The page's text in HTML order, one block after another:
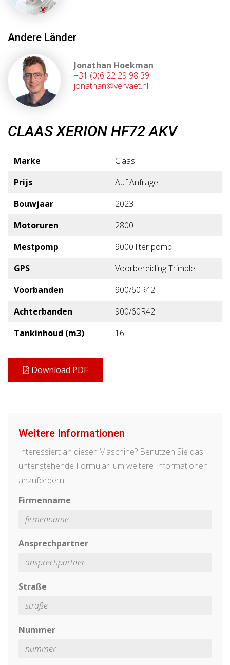
Andere Länder
Jonathan Hoekman
+31 (0)6 22 29 98 39
jonathan@vervaet.nl
CLAAS XERION HF72 AKV
Marke
Claas
Prijs
Auf Anfrage
Bouwjaar
2023
Motoruren
2800
Mestpomp
9000 liter pomp
GPS
Voorbereiding Trimble
Voorbanden
900/60R42
Achterbanden
900/60R42
Tankinhoud (m3)
16
Download PDF
Weitere Informationen
Interessiert an dieser Maschine? Benutzen Sie das
untenstehende Formular, um weitere Informationen
anzufordern.
Firmenname
Ansprechpartner
Straße
Nummer